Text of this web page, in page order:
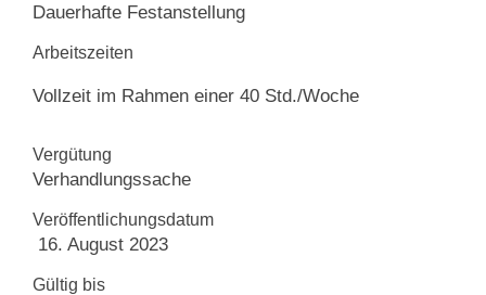
Dauerhafte Festanstellung
Arbeitszeiten
Vollzeit im Rahmen einer 40 Std./Woche
Vergütung
Verhandlungssache
Veröffentlichungsdatum
16. August 2023
Gültig bis